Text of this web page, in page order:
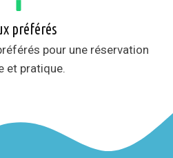
préférés
pour une réservation
et pratique.